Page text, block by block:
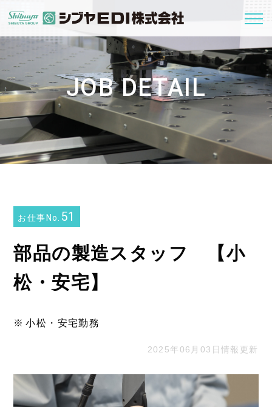
JOB DETAIL
お仕事No. 51
部品の製造スタッフ 【小
松・安宅】
小松・安宅勤務
2025年06月03日情報更新